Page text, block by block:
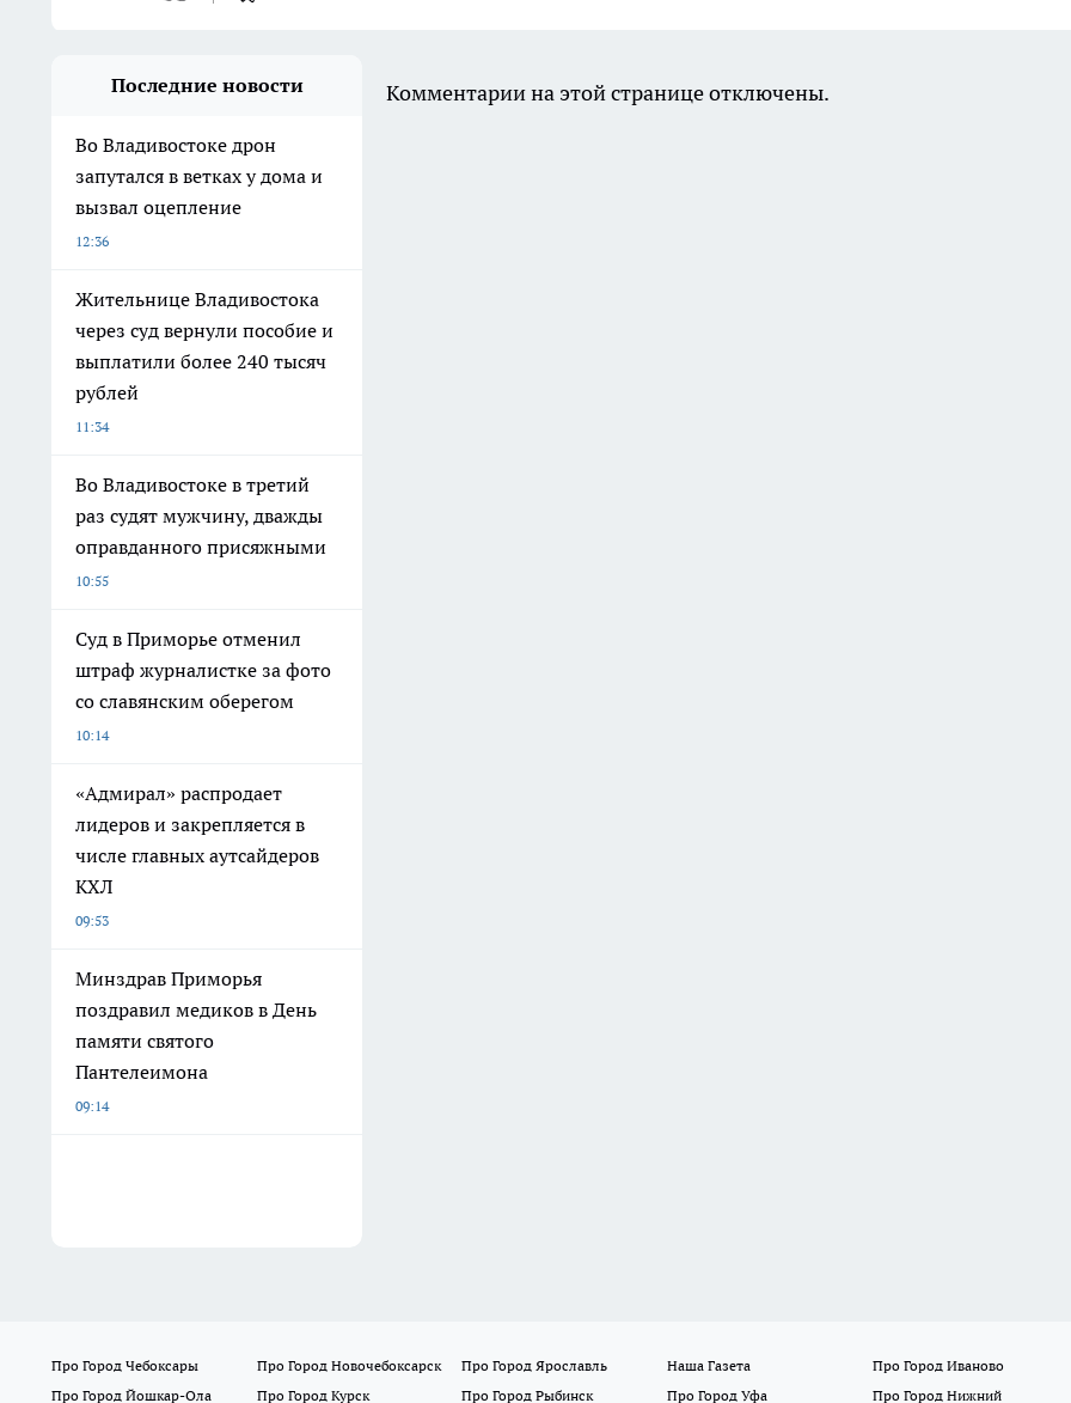
Последние новости
Во Владивостоке дрон
запутался в ветках у дома и
вызвал оцепление
12:36
Жительнице Владивостока
через суд вернули пособие и
выплатили более 240 тысяч
рублей
11:34
Во Владивостоке в третий
раз судят мужчину, дважды
оправданного присяжными
10:55
Суд в Приморье отменил
штраф журналистке за фото
со славянским оберегом
10:14
«Адмирал» распродает
лидеров и закрепляется в
числе главных аутсайдеров
КХЛ
09:53
Минздрав Приморья
поздравил медиков в День
памяти святого
Пантелеимона
09:14
Комментарии на этой странице отключены.
Про Город Чебоксары Про Город Новочебоксарск Про Город Ярославль Наша Газета
Про Город Иваново
Про Город Йошкар-Ола
Про Город Курск Про Город Рыбинск Про Город Уфа Про Город Нижний